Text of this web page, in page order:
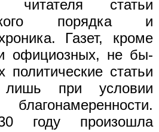
читателя статьи
порядка и
Газет, кроме
официозных, не бы-
статьи
лишь при условии
году произошла